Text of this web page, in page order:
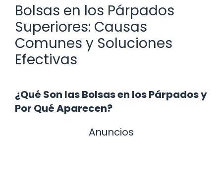
Bolsas en los Párpados
Superiores: Causas
Comunes y Soluciones
Efectivas
¿Qué Son las Bolsas en los Párpados y
Por Qué Aparecen?
Anuncios